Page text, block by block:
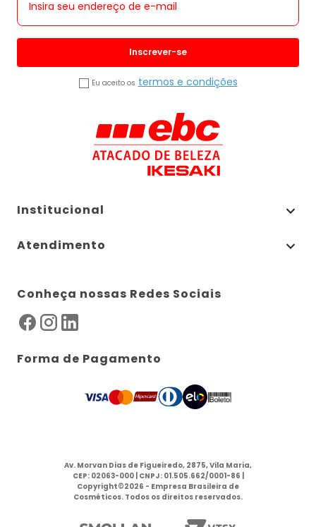
Inscrever-se
Eu aceito os termos e condições
Institucional
Atendimento
Conheça nossas Redes Sociais
Forma de Pagamento
Av. Morvan Dias de Figueiredo, 2875, Vila Maria,
CEP: 02063-000 | CNPJ: 01.505.662/0001-86 |
Copyright©2026 - Empresa Brasileira de
Cosméticos. Todos os direitos reservados.